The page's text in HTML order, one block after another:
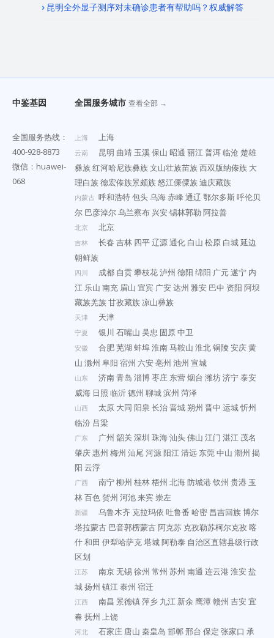
昆明全外显子测序对未确诊患者有帮助吗？权威解答
中鉴基因
全国服务热线：
400-928-8873
微信：huawei-
068
全国服务城市 查看全部 →
上海 上海
云南 昆明 曲靖 玉溪保山 昭通 丽江普洱临沧楚雄
彝族红河哈尼族彝族文山壮族苗族西双版纳傣族 大
理白族德宏傣族景颇族怒江傈僳族迪庆藏族
内蒙古 呼和浩特包头乌海赤峰通辽 鄂尔多斯呼伦贝
尔 巴彦淖尔乌兰察布 兴安锡林郭勒 阿拉善
北京 北京
吉林 长春 吉林 四平辽源通化 白山 松原 白城延边
朝鲜族
四川 成都 自贡攀枝花泸州 德阳 绵阳 广元遂宁 内
江 乐山 南充 眉山 宜宾 广安达州 雅安 巴中 资阳 阿坝
藏族羌族甘孜藏族凉山彝族
天津 天津
宁夏 银川 石嘴山 吴忠 固原中卫
安徽 合肥芜湖 蚌埠淮南马鞍山 淮北铜陵 安庆黄
山 滁州 阜阳 宿州 六安亳州 池州 宣城
山东 济南青岛 淄博枣庄 东营烟台 潍坊济宁泰安
威海 日照 临沂德州 聊城滨州 菏泽
山西 太原 大同 阳泉 长治晋城朔州 晋中 运城忻州
临汾 吕梁
广东 广州 韶关 深圳 珠海汕头佛山 江门 湛江 茂名
肇庆惠州 梅州 汕尾 河源阳江清远 东莞中山 潮州 揭
阳 云浮
广西 南宁柳州 桂林梧州 北海防城港钦州 贵港 玉
林百色贺州 河池来宾崇左
新疆 乌鲁木齐 克拉玛依 吐鲁番 哈密 昌吉回族博尔
塔拉蒙古 巴音郭楞蒙古阿克苏 克孜勒苏柯尔克孜喀
什和田 伊犁哈萨克塔城阿勒泰 自治区直辖县级行政
区划
江苏 南京无锡徐州 常州 苏州 南通 连云港淮安盐
城扬州 镇江泰州 宿迁
江西 南昌 景德镇萍乡 九江 新余鹰潭赣州 吉安宜
春 抚州 上饶
河北 石家庄 唐山 秦皇岛 邯郸邢台 保定 张家口 承